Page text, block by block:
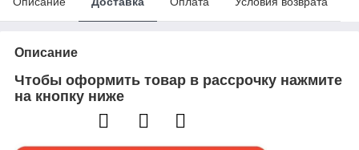
Описание
Чтобы оформить товар в рассрочку нажмите
на кнопку ниже